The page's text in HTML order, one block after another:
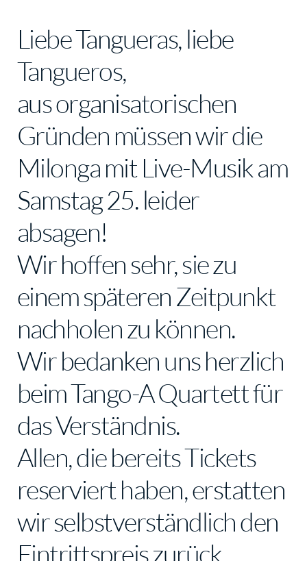
Liebe Tangueras, liebe
Tangueros,
aus organisatorischen
Gründen müssen wir die
Milonga mit Live-Musik am
Samstag 25. leider
absagen!
Wir hoffen sehr, sie zu
einem späteren Zeitpunkt
nachholen zu können.
Wir bedanken uns herzlich
beim Tango-A Quartett für
das Verständnis.
Allen, die bereits Tickets
reserviert haben, erstatten
wir selbstverständlich den
Eintrittspreis zurück.